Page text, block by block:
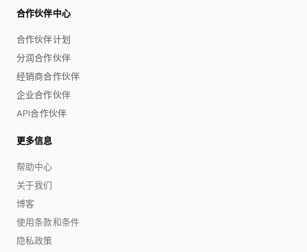
合作伙伴中心
合作伙伴计划
分润合作伙伴
经销商合作伙伴
企业合作伙伴
API合作伙伴
更多信息
帮助中心
关于我们
博客
使用条款和条件
隐私政策